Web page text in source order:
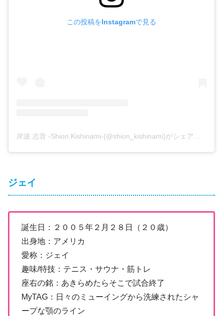
この投稿をInstagramで見る
岸波 志音 -Shion Kishinami-(@shion_kishinami)がシェアした投稿
ジェイ
誕生日：２００５年２月２８日（２０歳）
出身地：アメリカ
愛称：ジェイ
趣味/特技：テニス・サウナ・筋トレ
座右の銘：あきらめたらそこで試合終了
MyTAG：日々のミューイングから洗練されたシャ
ープな顎のライン